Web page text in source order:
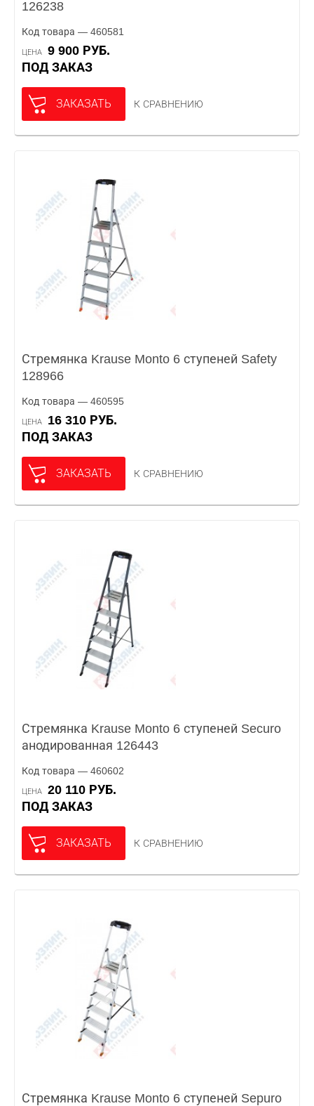
126238
Код товара — 460581
ЦЕНА
9 900 РУБ.
ПОД ЗАКАЗ
ЗАКАЗАТЬ К СРАВНЕНИЮ
Стремянка Krause Monto 6 ступеней Safety
128966
Код товара — 460595
ЦЕНА
16 310 РУБ.
ПОД ЗАКАЗ
ЗАКАЗАТЬ К СРАВНЕНИЮ
Стремянка Krause Monto 6 ступеней Securo
анодированная 126443
Код товара — 460602
ЦЕНА
20 110 РУБ.
ПОД ЗАКАЗ
ЗАКАЗАТЬ К СРАВНЕНИЮ
Стремянка Krause Monto 6 ступеней Sepuro